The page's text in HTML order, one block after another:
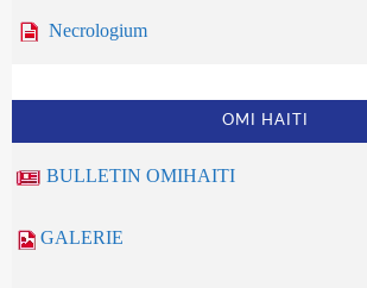
Necrologium
OMI HAITI
BULLETIN OMIHAITI
GALERIE